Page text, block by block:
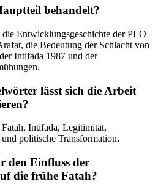
behandelt?
Entwicklungsgeschichte der PLO
die Bedeutung der Schlacht von
Intifada 1987 und der
lässt sich die Arbeit
Intifada, Legitimität,
politische Transformation.
den Einfluss der
die frühe Fatah?